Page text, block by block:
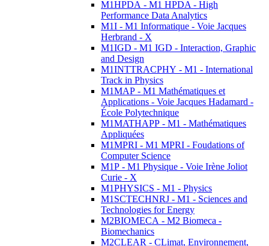
M1HPDA - M1 HPDA - High
Performance Data Analytics
M1I - M1 Informatique - Voie Jacques
Herbrand - X
M1IGD - M1 IGD - Interaction, Graphic
and Design
M1INTTRACPHY - M1 - International
Track in Physics
M1MAP - M1 Mathématiques et
Applications - Voie Jacques Hadamard -
École Polytechnique
M1MATHAPP - M1 - Mathématiques
Appliquées
M1MPRI - M1 MPRI - Foudations of
Computer Science
M1P - M1 Physique - Voie Irène Joliot
Curie - X
M1PHYSICS - M1 - Physics
M1SCTECHNRJ - M1 - Sciences and
Technologies for Energy
M2BIOMECA - M2 Biomeca -
Biomechanics
M2CLEAR - CLimat, Environnement,